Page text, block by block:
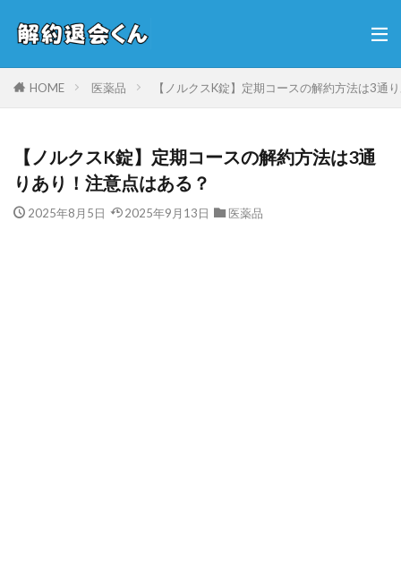
HOME 医薬品 【ノルクスK錠】定期コースの解約方法は3通
【ノルクスK錠】定期コースの解約方法は3通
りあり！注意点はある？
2025年8月5日 2025年9月13日 医薬品